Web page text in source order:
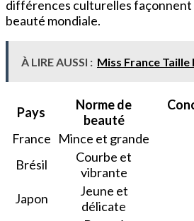
différences culturelles façonnent
beauté mondiale.
À LIRE AUSSI : Miss France Taille
Pays
Norme de
beauté
France Mince et grande
Brésil
Courbe et
vibrante
Japon
Jeune et
délicate